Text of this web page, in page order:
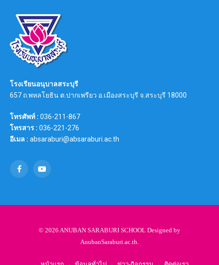
โรงเรียนอนุบาลสระบุรี
657 ถ.พหลโยธิน ต.ปากเพรียว อ.เมืองสระบุรี จ.สระบุรี 18000
โทรศัพท์ : 036-211-867
โทรสาร : 036-221-276
อีเมล : absaraburi@absaraburi.ac.th
FacebookYouTube
© 2026 ANUBAN SARABURI SCHOOL Designed by
AnubanSaraburi.ac.th.